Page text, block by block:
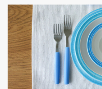
Gedeckter Tisch
Buffet
Fingerfood